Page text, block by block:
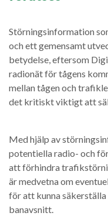
Störningsinformation
och ett gemensamt
betydelse, eftersom
radionät för tågens
mellan tågen och
det kritiskt viktigt att
Med hjälp av
potentiella radio- och
att förhindra
är medvetna om
för att kunna
banavsnitt.